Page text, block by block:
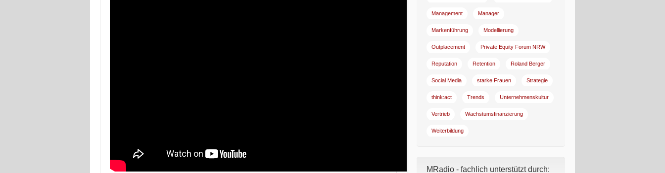
Management Manager
Markenführung Modellierung
Outplacement Private Equity Forum NRW
Reputation Retention Roland Berger
Social Media starke Frauen Strategie
think:act Trends Unternehmenskultur
Vertrieb Wachstumsfinanzierung
Weiterbildung
MRadio - fachlich unterstützt durch: